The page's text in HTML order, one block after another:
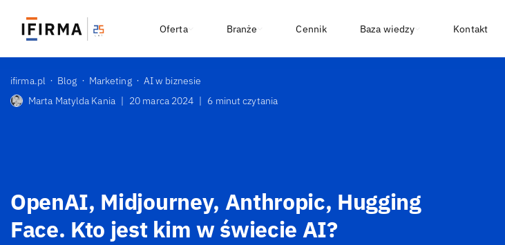
Oferta Branże Cennik Baza wiedzy Kontakt
ifirma.pl Blog Marketing
AI w biznesie
Marta Matylda Kania | 20 marca 2024 | 6 minut czytania
OpenAI, Midjourney, Anthropic, Hugging
Face. Kto jest kim w świecie AI?